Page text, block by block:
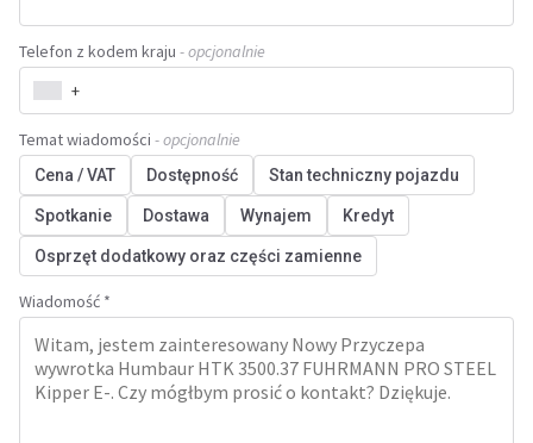
Telefon z kodem kraju - opcjonalnie
+
Temat wiadomości - opcjonalnie
Cena / VAT Dostępność Stan techniczny pojazdu
Spotkanie Dostawa Wynajem Kredyt
Osprzęt dodatkowy oraz części zamienne
Wiadomość *